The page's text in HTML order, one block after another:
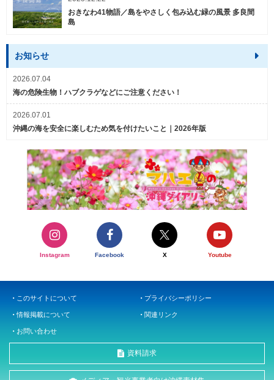
おきなわ41物語／島をやさしく包み込む緑の風景 多良間
島
お知らせ
2026.07.04
海の危険生物！ハブクラゲなどにご注意ください！
2026.07.01
沖縄の海を安全に楽しむため気を付けたいこと｜2026年版
Instagram Facebook X Youtube
このサイトについて プライバシーポリシー
情報掲載について 関連リンク
お問い合わせ
資料請求